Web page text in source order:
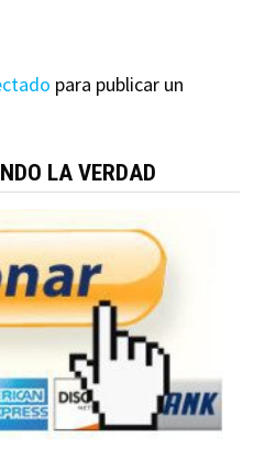
para publicar un
LA VERDAD